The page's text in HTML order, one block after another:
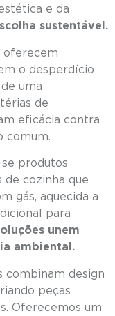
e da
sustentável.
oferecem
o desperdício
uma
de
eficácia contra
comum.
produtos
de cozinha que
gás, aquecida a
para
unem
ambiental.
combinam design
peças
Oferecemos um